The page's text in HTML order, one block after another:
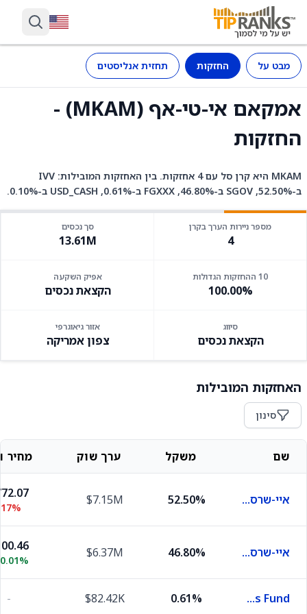
מבט על החזקות תחזית אנליסטים
אמקאם אי-טי-אף (MKAM) -
החזקות
MKAM היא קרן סל עם 4 אחזקות. בין האחזקות המובילות: IVV
ב-52.50%, SGOV ב-46.80%, FGXXX ב-0.61%, USD_CASH ב-0.10%.
מספר ניירות הערך בקרן
4
סך נכסים
13.61M
10 ההחזקות הגדולות
100.00%
אפיק השקעה
הקצאת נכסים
סיווג
הקצאת נכסים
אזור גיאוגרפי
צפון אמריקה
האחזקות המובילות
סינון
שם משקל ערך שוק מחיר
איי-שרס קור S&P 500 52.50%
$7.15M
איי-שרס 0-3 מאנת טרז'רי בונד 46.80%
$6.37M
First American Funds Inc X Government Obligations Fund
0.61%
$82.42K
-